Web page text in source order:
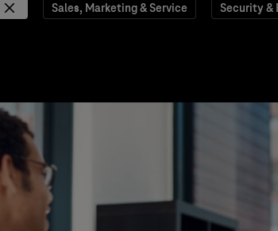
Sales, Marketing & Service Security &